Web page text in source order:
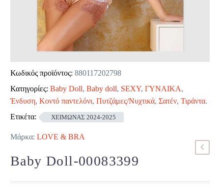
Κωδικός προϊόντος: 880117202798
Κατηγορίες: Baby Doll, Baby doll, SEXY, ΓΥΝΑΙΚΑ,
Ένδυση, Κοντό παντελόνι, Πυτζάμες/Νυχτικά, Σατέν, Τιράντα.
Ετικέτα:
ΧΕΙΜΩΝΑΣ 2024-2025
Μάρκα: LOVE & BRA
Baby Doll-00083399